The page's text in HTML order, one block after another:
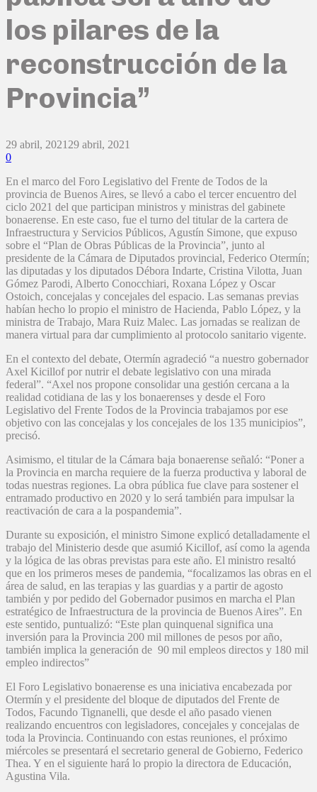
los pilares de la
reconstrucción de la
Provincia”
29 abril, 2021 29 abril, 2021
0
En el marco del Foro Legislativo del Frente de Todos de la
provincia de Buenos Aires, se llevó a cabo el tercer encuentro del
ciclo 2021 del que participan ministros y ministras del gabinete
bonaerense. En este caso, fue el turno del titular de la cartera de
Infraestructura y Servicios Públicos, Agustín Simone, que expuso
sobre el “Plan de Obras Públicas de la Provincia”, junto al
presidente de la Cámara de Diputados provincial, Federico Otermín;
las diputadas y los diputados Débora Indarte, Cristina Vilotta, Juan
Gómez Parodi, Alberto Conocchiari, Roxana López y Oscar
Ostoich, concejalas y concejales del espacio. Las semanas previas
habían hecho lo propio el ministro de Hacienda, Pablo López, y la
ministra de Trabajo, Mara Ruiz Malec. Las jornadas se realizan de
manera virtual para dar cumplimiento al protocolo sanitario vigente.
En el contexto del debate, Otermín agradeció “a nuestro gobernador
Axel Kicillof por nutrir el debate legislativo con una mirada
federal”. “Axel nos propone consolidar una gestión cercana a la
realidad cotidiana de las y los bonaerenses y desde el Foro
Legislativo del Frente Todos de la Provincia trabajamos por ese
objetivo con las concejalas y los concejales de los 135 municipios”,
precisó.
Asimismo, el titular de la Cámara baja bonaerense señaló: “Poner a
la Provincia en marcha requiere de la fuerza productiva y laboral de
todas nuestras regiones. La obra pública fue clave para sostener el
entramado productivo en 2020 y lo será también para impulsar la
reactivación de cara a la pospandemia”.
Durante su exposición, el ministro Simone explicó detalladamente el
trabajo del Ministerio desde que asumió Kicillof, así como la agenda
y la lógica de las obras previstas para este año. El ministro resaltó
que en los primeros meses de pandemia, “focalizamos las obras en el
área de salud, en las terapias y las guardias y a partir de agosto
también y por pedido del Gobernador pusimos en marcha el Plan
estratégico de Infraestructura de la provincia de Buenos Aires”. En
este sentido, puntualizó: “Este plan quinquenal significa una
inversión para la Provincia 200 mil millones de pesos por año,
también implica la generación de 90 mil empleos directos y 180 mil
empleo indirectos”
El Foro Legislativo bonaerense es una iniciativa encabezada por
Otermín y el presidente del bloque de diputados del Frente de
Todos, Facundo Tignanelli, que desde el año pasado vienen
realizando encuentros con legisladores, concejales y concejalas de
toda la Provincia. Continuando con estas reuniones, el próximo
miércoles se presentará el secretario general de Gobierno, Federico
Thea. Y en el siguiente hará lo propio la directora de Educación,
Agustina Vila.